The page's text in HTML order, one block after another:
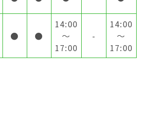
● ●
14:00
～
17:00
-
14:00
～
17:00